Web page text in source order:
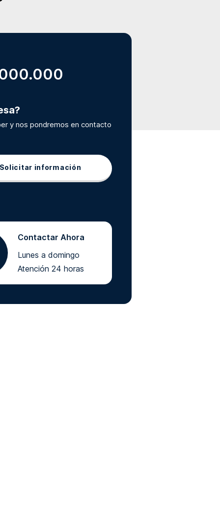
y nos pondremos en contacto
Solicitar información
Contactar Ahora
Lunes a domingo
Atención 24 horas